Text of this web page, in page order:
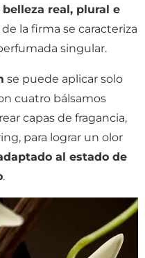
belleza real, plural e
la firma se caracteriza
singular.
se puede aplicar solo
cuatro bálsamos
capas de fragancia,
para lograr un olor
al estado de
.